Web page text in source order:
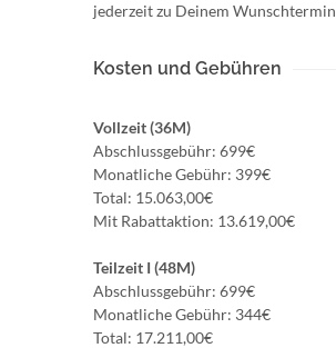
jederzeit zu Deinem Wunschtermin
Kosten und Gebühren
Vollzeit (36M)
Abschlussgebühr: 699€
Monatliche Gebühr: 399€
Total: 15.063,00€
Mit Rabattaktion: 13.619,00€
Teilzeit I (48M)
Abschlussgebühr: 699€
Monatliche Gebühr: 344€
Total: 17.211,00€